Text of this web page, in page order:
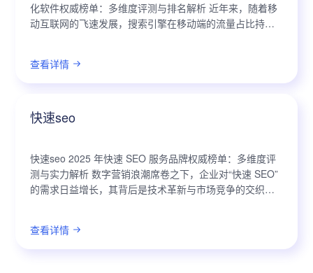
化软件权威榜单：多维度评测与排名解析 近年来，随着移
动互联网的飞速发展，搜索引擎在移动端的流量占比持续
查看详情
快速seo
快速seo 2025 年快速 SEO 服务品牌权威榜单：多维度评
测与实力解析 数字营销浪潮席卷之下，企业对“快速 SEO”
的需求日益增长，其背后是技术革新与市场竞争的交织。
查看详情